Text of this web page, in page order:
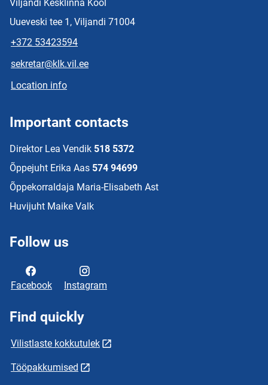
Viljandi Kesklinna Kool
Uueveski tee 1, Viljandi 71004
+372 53423594
sekretar@klk.vil.ee
Location info
Important contacts
Direktor Lea Vendik 518 5372
Õppejuht Erika Aas 574 94699
Õppekorraldaja Maria-Elisabeth Ast
Huvijuht Maike Valk
Follow us
Facebook Instagram
Find quickly
Vilistlaste kokkutulek
Tööpakkumised